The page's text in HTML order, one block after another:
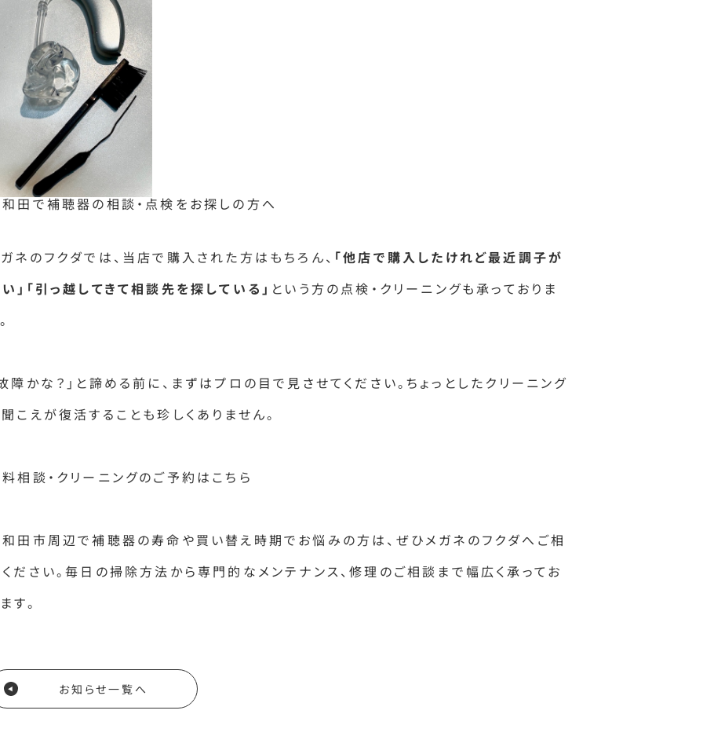
田で補聴器の相談・点検をお探しの方へ
ネのフクダでは、当店で購入された方はもちろん、 「他店で購入したけれど最近調子が
」「引っ越してきて相談先を探している」 という方の点検・クリーニングも承っておりま
障かな？」と諦める前に、まずはプロの目で見させてください。ちょっとしたクリーニング
こえが復活することも珍しくありません。
相談・クリーニングのご予約はこちら
田市周辺で補聴器の寿命や買い替え時期でお悩みの方は、ぜひメガネのフクダへご相
ださい。毎日の掃除方法から専門的なメンテナンス、修理のご相談まで幅広く承ってお
す。
お知らせ一覧へ